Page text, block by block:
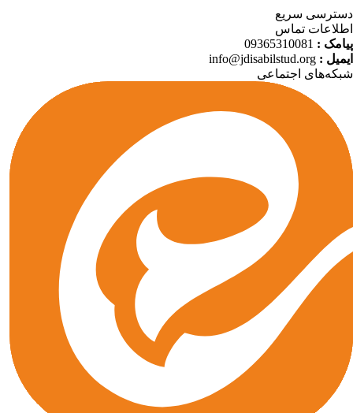
سریع
تماس
:
09365310081
:
info@jdisabilstud.org
اجتماعی